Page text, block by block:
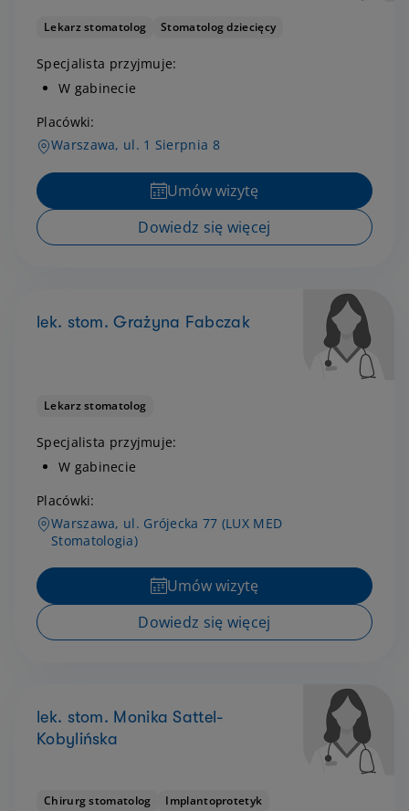
Lekarz stomatolog Stomatolog dziecięcy
Specjalista przyjmuje:
W gabinecie
Placówki:
Warszawa, ul. 1 Sierpnia 8
Umów wizytę
Dowiedz się więcej
lek. stom. Grażyna Fabczak
Lekarz stomatolog
Specjalista przyjmuje:
W gabinecie
Placówki:
Warszawa, ul. Grójecka 77 (LUX MED
Stomatologia)
Umów wizytę
Dowiedz się więcej
lek. stom. Monika Sattel-
Kobylińska
Chirurg stomatolog
Implantoprotetyk